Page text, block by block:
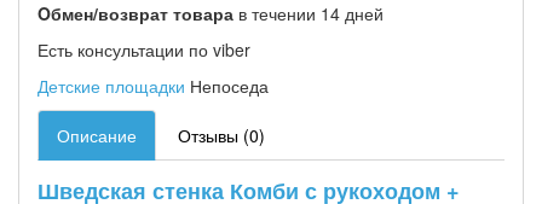
Oбмен/возврат товара в течении 14 дней
Есть консультации по viber
Детские площадки Непоседа
Описание Отзывы (0)
Шведская стенка Комби с рукоходом +